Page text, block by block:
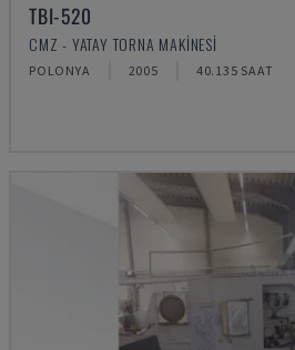
TBI-520
CMZ - YATAY TORNA MAKINESI
POLONYA 2005 40.135 SAAT